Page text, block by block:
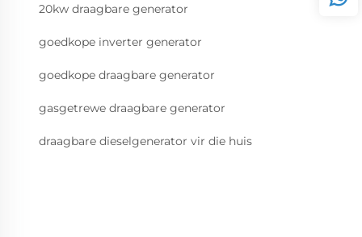
20kw draagbare generator
goedkope inverter generator
goedkope draagbare generator
gasgetrewe draagbare generator
draagbare dieselgenerator vir die huis